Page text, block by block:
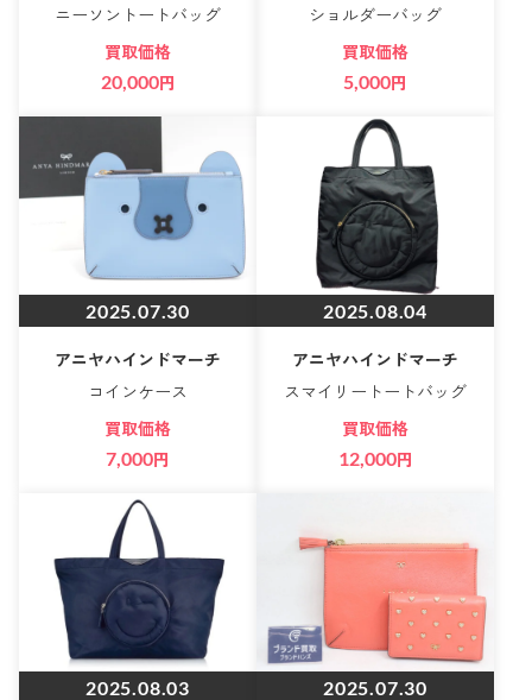
ニーソントートバッグ
買取価格
20,000円
ショルダーバッグ
買取価格
5,000円
2025.07.30
アニヤハインドマーチ
コインケース
買取価格
7,000円
2025.08.04
アニヤハインドマーチ
スマイリートートバッグ
買取価格
12,000円
2025.08.03 2025.07.30